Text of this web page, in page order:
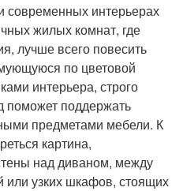
современных интерьерах
жилых комнат, где
лучше всего повесить
по цветовой
интерьера, строго
поможет поддержать
предметами мебели. К
картина,
над диваном, между
или узких шкафов, стоящих